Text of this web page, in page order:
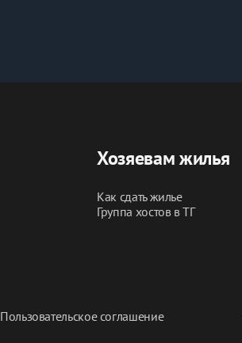
Хозяевам жилья
Как сдать жилье
Группа хостов в ТГ
Пользовательское соглашение